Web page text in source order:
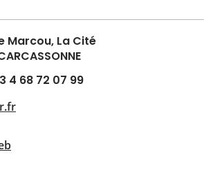
Marcou, La Cité
4 68 72 07 99